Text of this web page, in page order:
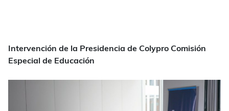
Intervención de la Presidencia de Colypro Comisión
Especial de Educación